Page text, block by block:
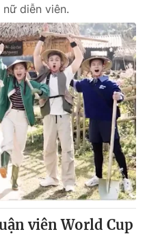
diễn viên.
viên World Cup